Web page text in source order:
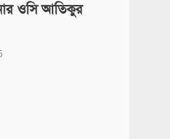
ওসি আতিকুর